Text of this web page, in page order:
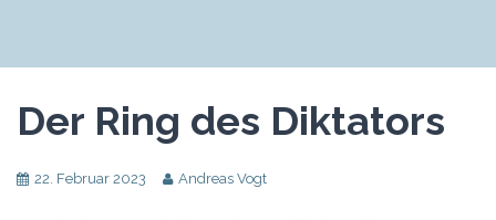
Der Ring des Diktators
22. Februar 2023 Andreas Vogt